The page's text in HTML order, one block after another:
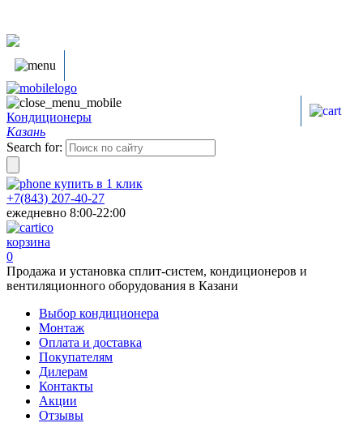
Кондиционеры
Казань
Search for:
купить в 1 клик
+7(843) 207-40-27
ежедневно 8:00-22:00
корзина
0
Продажа и установка сплит-систем, кондиционеров и
вентиляционного оборудования в Казани
Выбор кондиционера
Монтаж
Оплата и доставка
Покупателям
Дилерам
Контакты
Акции
Отзывы